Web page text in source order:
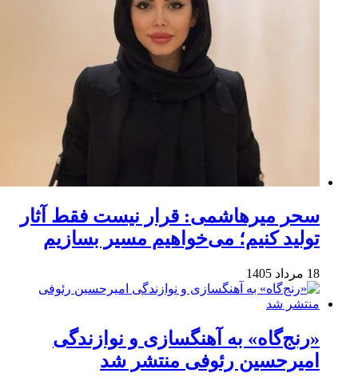
سحر میرهاشمی: قرار نیست فقط آثار
تولید کنیم؛ می‌خواهیم مسیر بسازیم
18 مرداد 1405
«رنج‌گاه» به آهنگسازی و نوازندگی
امیرحسین رئوفی منتشر شد